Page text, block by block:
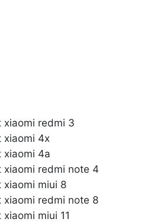
xiaomi redmi 3
xiaomi 4x
xiaomi 4a
xiaomi redmi note 4
xiaomi miui 8
xiaomi redmi note 8
miui 11